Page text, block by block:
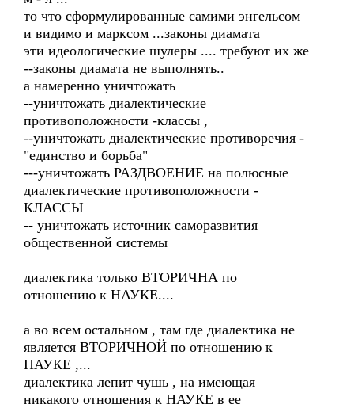
то что сформулированные самими энгельсом
и видимо и марксом ...законы диамата
эти идеологические шулеры .... требуют их же
--законы диамата не выполнять..
а намеренно уничтожать
--уничтожать диалектические
противоположности -классы ,
--уничтожать диалектические противоречия -
"единство и борьба"
---уничтожать РАЗДВОЕНИЕ на полюсные
диалектические противоположности -
КЛАССЫ
-- уничтожать источник саморазвития
общественной системы
диалектика только ВТОРИЧНА по
отношению к НАУКЕ....
а во всем остальном , там где диалектика не
является ВТОРИЧНОЙ по отношению к
НАУКЕ ,...
диалектика лепит чушь , на имеющая
никакого отношения к НАУКЕ в ее